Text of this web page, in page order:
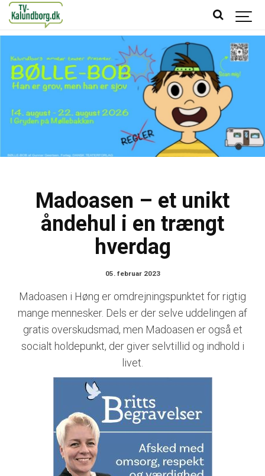
Madoasen – et unikt
åndehul i en trængt
hverdag
05. februar 2023
Madoasen i Høng er omdrejningspunktet for rigtig
mange mennesker. Dels er der selve uddelingen af
gratis overskudsmad, men Madoasen er også et
socialt holdepunkt, der giver selvtillid og indhold i
livet.